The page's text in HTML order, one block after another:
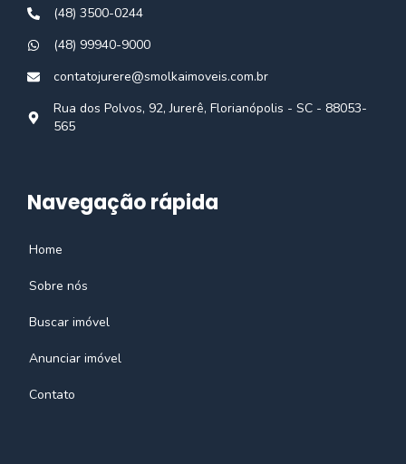
(48) 3500-0244
(48) 99940-9000
contatojurere@smolkaimoveis.com.br
Rua dos Polvos, 92, Jurerê, Florianópolis - SC - 88053-
565
Navegação rápida
Home
Sobre nós
Buscar imóvel
Anunciar imóvel
Contato